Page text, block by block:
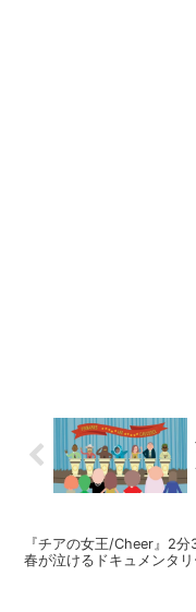
『チアの女王/Cheer』2
春が泣けるドキュメンタリ